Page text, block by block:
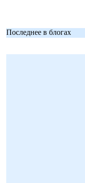
Последнее в блогах